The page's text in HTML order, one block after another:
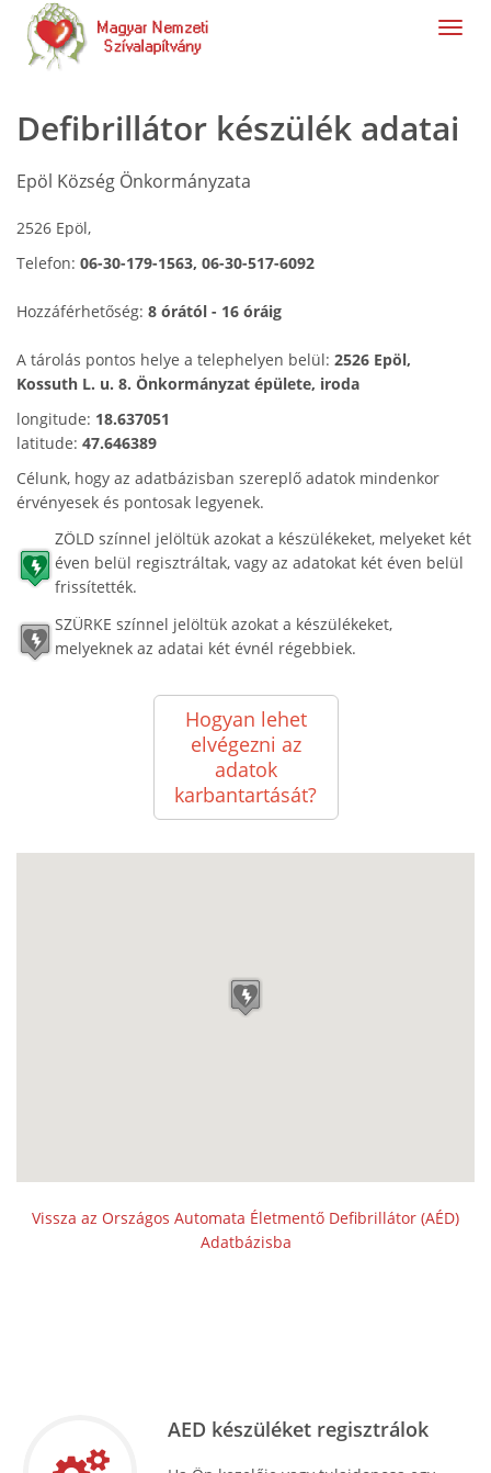
Defibrillátor készülék adatai
Epöl Község Önkormányzata
2526 Epöl,
Telefon: 06-30-179-1563, 06-30-517-6092
Hozzáférhetőség: 8 órától - 16 óráig
A tárolás pontos helye a telephelyen belül: 2526 Epöl,
Kossuth L. u. 8. Önkormányzat épülete, iroda
longitude: 18.637051
latitude: 47.646389
Célunk, hogy az adatbázisban szereplő adatok mindenkor
érvényesek és pontosak legyenek.
ZÖLD színnel jelöltük azokat a készülékeket, melyeket két
éven belül regisztráltak, vagy az adatokat két éven belül
frissítették.
SZÜRKE színnel jelöltük azokat a készülékeket,
melyeknek az adatai két évnél régebbiek.
Hogyan lehet
elvégezni az
adatok
karbantartását?
Vissza az Országos Automata Életmentő Defibrillátor (AÉD)
Adatbázisba
AED készüléket regisztrálok